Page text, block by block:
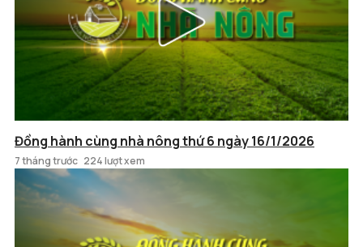
Đồng hành cùng nhà nông thứ 6 ngày 16/1/2026
7 tháng trước 224 lượt xem